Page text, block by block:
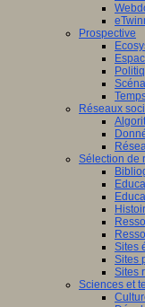
Prospective
Réseaux
Sélection de
Sites
Sites
Sites
Sciences et